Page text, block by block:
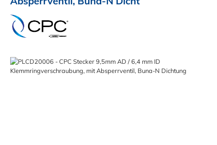
Bildergalerie überspringen